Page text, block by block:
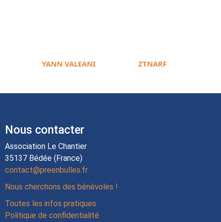
YANN VALEANI ZTNARF
Nous contacter
Association Le Chantier
35137 Bédée (France)
contact@preenbulles.fr
Nous cherchons des bénévoles !
Toutes les infos pratiques
Politique de confidentialité